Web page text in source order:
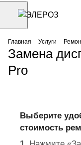
Главная Услуги
Замена
Pro
Выберите
стоимость